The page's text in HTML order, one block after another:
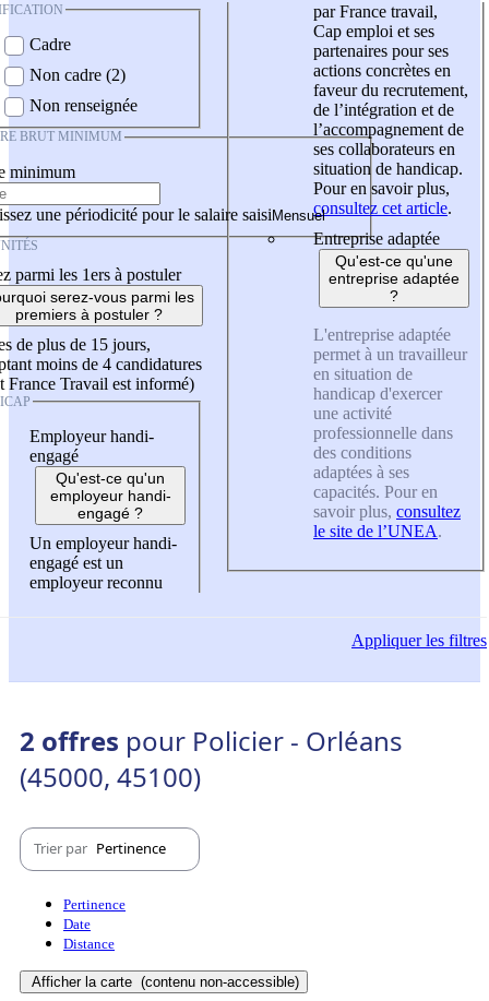
Cadre
Non cadre (2)
Non renseignée
BRUT MINIMUM
minimum
une périodicité pour le salaire saisi
parmi les 1ers à postuler
serez-vous parmi les
premiers à postuler ?
de plus de 15 jours,
moins de 4 candidatures
France Travail est informé)
Employeur handi-
engagé
Qu'est-ce qu'un
employeur handi-
engagé ?
Un employeur handi-
engagé est un
employeur reconnu
par France travail,
Cap emploi et ses
partenaires pour ses
actions concrètes en
faveur du recrutement,
de l’intégration et de
l’accompagnement de
ses collaborateurs en
situation de handicap.
Pour en savoir plus,
consultez cet article.
Entreprise adaptée
Qu'est-ce qu'une
entreprise adaptée
?
L'entreprise adaptée
permet à un travailleur
en situation de
handicap d'exercer
une activité
professionnelle dans
des conditions
adaptées à ses
capacités. Pour en
savoir plus, consultez
le site de l’UNEA.
Appliquerles filtres
2 offres pour Policier - Orléans
(45000, 45100)
Trier par Pertinence
Pertinence
Date
Distance
Afficher la carte (contenu non-accessible)